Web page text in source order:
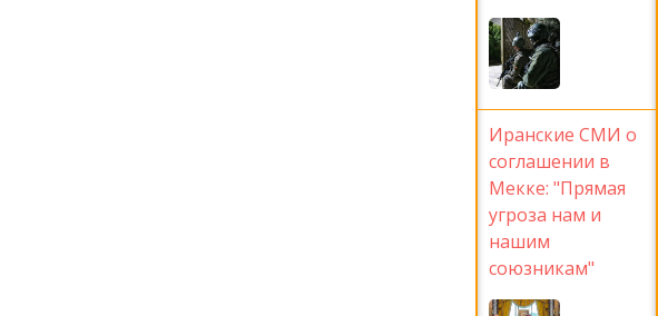
Иранские СМИ о
соглашении в
Мекке: "Прямая
угроза нам и
нашим
союзникам"